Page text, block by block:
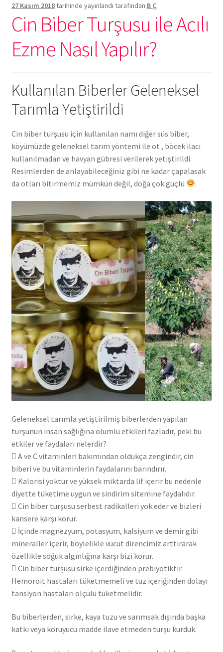
27 Kasım 2018tarihinde yayınlandı tarafından B Ç
Cin Biber Turşusu ile Acılı
Ezme Nasıl Yapılır?
Kullanılan Biberler Geleneksel
Tarımla Yetiştirildi
Cin biber turşusu için kullanılan namı diğer süs biber,
köyümüzde geleneksel tarım yöntemi ile ot , böcek ilacı
kullanılmadan ve havyan gübresi verilerek yetiştirildi.
Resimlerden de anlayabileceğiniz gibi ne kadar çapalasak
da otları bitirmemiz mümkün değil, doğa çok güçlü
.
Geleneksel tarımla yetiştirilmiş biberlerden yapılan
turşunun insan sağlığına olumlu etkileri fazladır, peki bu
etkiler ve faydaları nelerdir?
 A ve C vitaminleri bakımından oldukça zengindir, cin
biberi ve bu vitaminlerin faydalarını barındırır.
 Kalorisi yoktur ve yüksek miktarda lif içerir bu nedenle
diyette tüketime uygun ve sindirim sitemine faydalıdır.
 Cin biber turşusu serbest radikalleri yok eder ve bizleri
kansere karşı korur.
 İçinde magnezyum, potasyum, kalsiyum ve demir gibi
mineraller içerir, böylelikle vücut direncimiz arttırarak
özellikle soğuk algınlığına karşı bizi korur.
 Cin biber turşusu sirke içerdiğinden prebiyotiktir.
Hemoroit hastaları tüketmemeli ve tuz içeriğinden dolayı
tansiyon hastaları ölçülü tüketmelidir.
Bu biberlerden, sirke, kaya tuzu ve sarımsak dışında başka
katkı veya koruyucu madde ilave etmeden turşu kurduk.